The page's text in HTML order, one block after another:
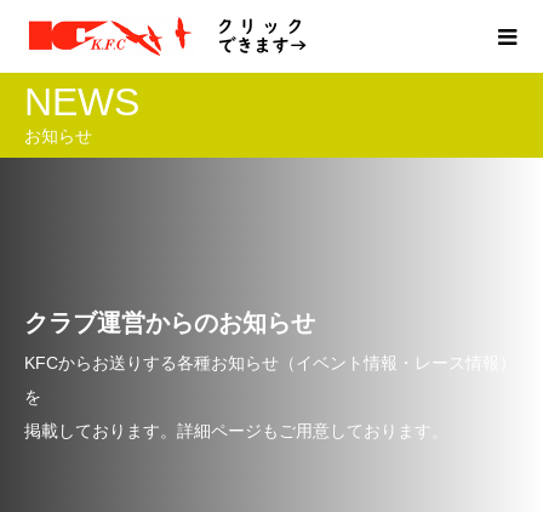
NEWS
お知らせ
クラブ運営からのお知らせ
KFCからお送りする各種お知らせ（イベント情報・レース情報）
を
掲載しております。詳細ページもご用意しております。